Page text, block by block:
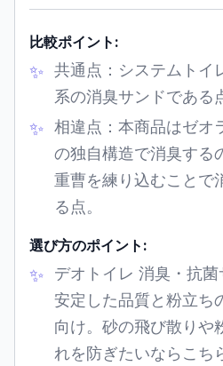
比較ポイント:
共通点：システムトイ
系の消臭サンドである
相違点：本商品はゼオ
の独自構造で消臭する
重曹を練り込むことで
る点。
選び方のポイント:
デオトイレ 消臭・抗菌
安定した品質と粉立ち
向け。砂の飛び散りや
れを防ぎたいならこち